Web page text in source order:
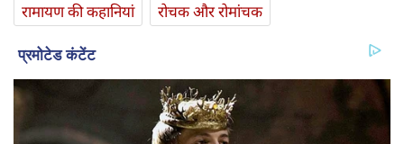
रामायण की कहानियां
रोचक और रोमांचक